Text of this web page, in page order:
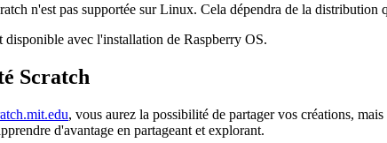
n'est pas supportée sur Linux. Cela dépendra de la
disponible avec l'installation de Raspberry OS.
Scratch
, vous aurez la possibilité de partager vos créations,
d'avantage en partageant et explorant.